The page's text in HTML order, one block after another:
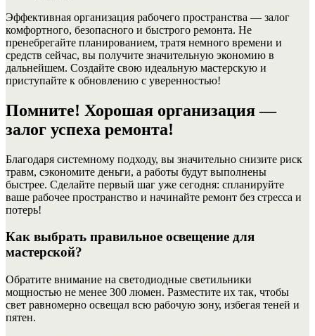
Эффективная организация рабочего пространства — залог
комфортного, безопасного и быстрого ремонта. Не
пренебрегайте планированием, тратя немного времени и
средств сейчас, вы получите значительную экономию в
дальнейшем. Создайте свою идеальную мастерскую и
приступайте к обновлению с уверенностью!
Помните! Хорошая организация —
залог успеха ремонта!
Благодаря системному подходу, вы значительно снизите риск
травм, сэкономите деньги, а работы будут выполнены
быстрее. Сделайте первый шаг уже сегодня: спланируйте
ваше рабочее пространство и начинайте ремонт без стресса и
потерь!
Как выбрать правильное освещение для
мастерской?
Обратите внимание на светодиодные светильники
мощностью не менее 300 люмен. Разместите их так, чтобы
свет равномерно освещал всю рабочую зону, избегая теней и
пятен.